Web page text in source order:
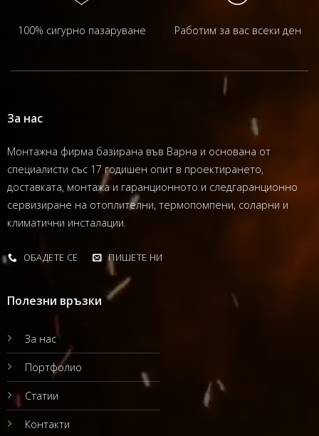
100% сигурно пазаруване Работим за вас всеки ден
За нас
Монтажна фирма базирана във Варна и основана от
специалисти със 17 годишен опит в проектирането,
доставката, монтажа и гаранционното и следгаранционно
сервизиране на отоплителни, термопомпени, соларни и
климатични инсталации.
ОБАДЕТЕ СЕ ПИШЕТЕ НИ
Полезни връзки
За нас
Портфолио
Статии
Контакти